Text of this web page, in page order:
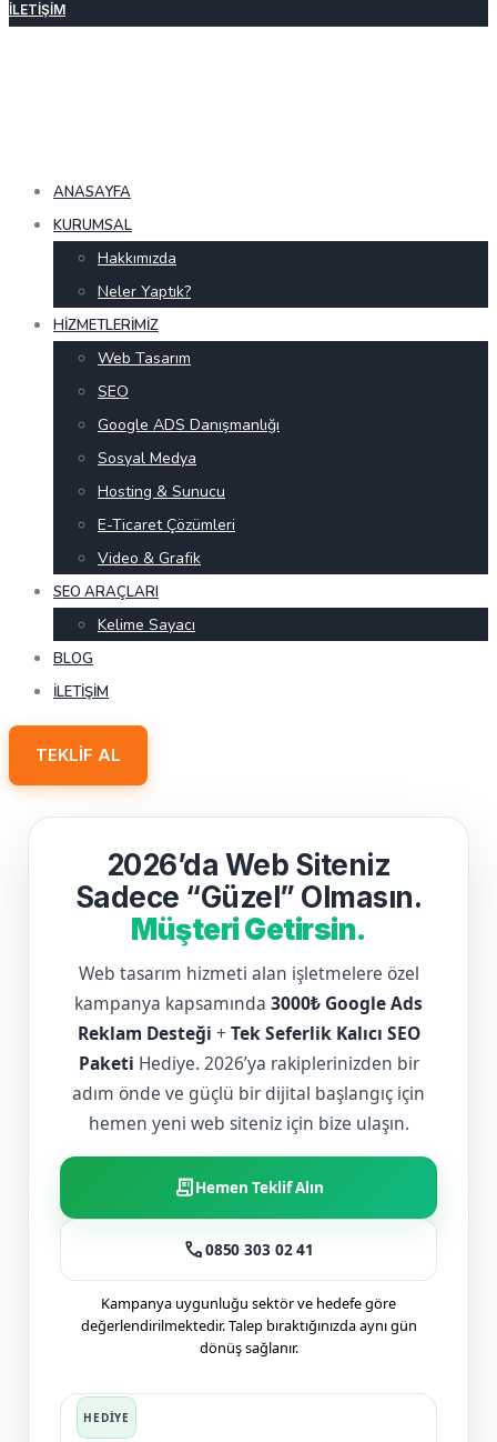
İLETIŞIM
ANASAYFA
KURUMSAL
Hakkımızda
Neler Yaptık?
HIZMETLERIMIZ
Web Tasarım
SEO
Google ADS Danışmanlığı
Sosyal Medya
Hosting & Sunucu
E-Ticaret Çözümleri
Video & Grafik
SEO ARAÇLARI
Kelime Sayacı
BLOG
İLETIŞIM
TEKLIF AL
2026’da Web Siteniz
Sadece “Güzel” Olmasın.
Müşteri Getirsin.
Web tasarım hizmeti alan işletmelere özel
kampanya kapsamında 3000₺ Google Ads
Reklam Desteği + Tek Seferlik Kalıcı SEO
Paketi Hediye. 2026’ya rakiplerinizden bir
adım önde ve güçlü bir dijital başlangıç için
hemen yeni web siteniz için bize ulaşın.
receipt_longHemen Teklif Alın
call0850 303 02 41
Kampanya uygunluğu sektör ve hedefe göre
değerlendirilmektedir. Talep bıraktığınızda aynı gün
dönüş sağlanır.